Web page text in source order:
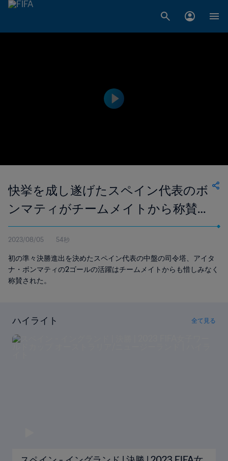
快挙を成し遂げたスペイン代表のボ
ンマティがチームメイトから称賛さ
れる
2023/08/05 54秒
初の準々決勝進出を決めたスペイン代表の中盤の司令塔、アイタ
ナ・ボンマティの2ゴールの活躍はチームメイトからも惜しみなく
称賛された。
ハイライト 全て見る